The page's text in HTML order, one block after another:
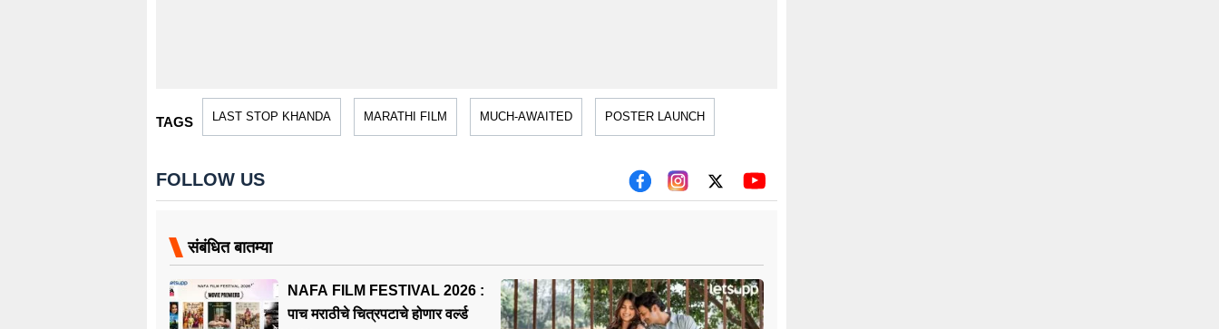
TAGS LAST STOP KHANDA MARATHI FILM MUCH-AWAITED POSTER LAUNCH
FOLLOW US
संबंधित बातम्या
NAFA FILM FESTIVAL 2026 :
पाच मराठीचे चित्रपटाचे होणार वर्ल्ड